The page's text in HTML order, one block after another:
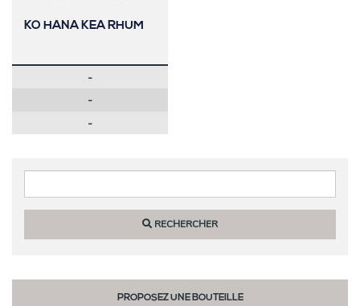
KO HANA KEA RHUM
-
-
-
RECHERCHER
PROPOSEZ UNE BOUTEILLE